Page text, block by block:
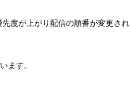
度が上がり配信の順番が変更され
ます。